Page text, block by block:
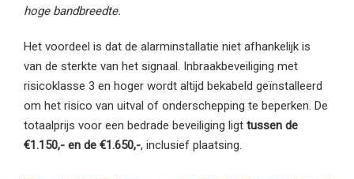
hoge bandbreedte.
Het voordeel is dat de alarminstallatie niet afhankelijk is
van de sterkte van het signaal. Inbraakbeveiliging met
risicoklasse 3 en hoger wordt altijd bekabeld geïnstalleerd
om het risico van uitval of onderschepping te beperken. De
totaalprijs voor een bedrade beveiliging ligt tussen de
€1.150,- en de €1.650,-, inclusief plaatsing.